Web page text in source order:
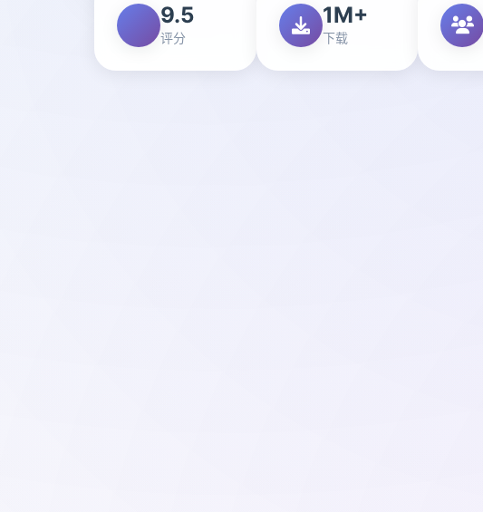
9.5
评分
1M+
下载